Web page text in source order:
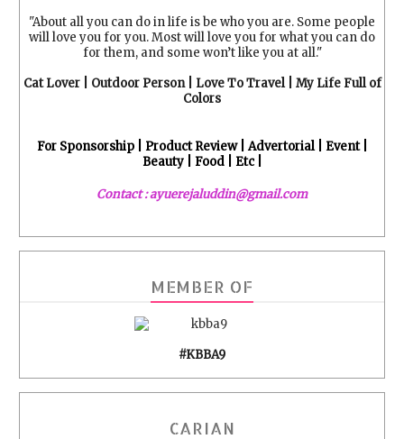
"About all you can do in life is be who you are. Some people
will love you for you. Most will love you for what you can do
for them, and some won’t like you at all."
Cat Lover | Outdoor Person | Love To Travel | My Life Full of
Colors
For Sponsorship | Product Review | Advertorial | Event |
Beauty | Food | Etc |
Contact : ayuerejaluddin@gmail.com
MEMBER OF
#KBBA9
CARIAN